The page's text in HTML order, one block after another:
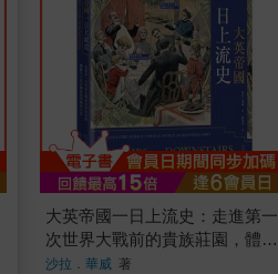
大英帝國一日上流史：走進第一
次世界大戰前的貴族莊園，體驗
日不落帝國最後的輝煌日常
沙拉．華威著